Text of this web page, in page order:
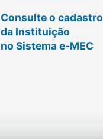
Consulte o cadastro
da Instituição
no Sistema e-MEC